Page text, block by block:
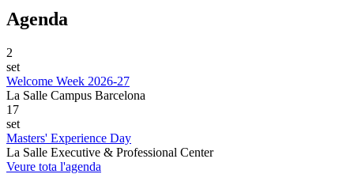
Agenda
2
set
Welcome Week 2026-27
La Salle Campus Barcelona
17
set
Masters' Experience Day
La Salle Executive & Professional Center
Veure tota l'agenda